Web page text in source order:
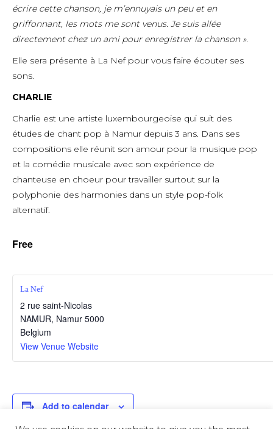
écrire cette chanson, je m’ennuyais un peu et en
griffonnant, les mots me sont venus. Je suis allée
directement chez un ami pour enregistrer la chanson ».
Elle sera présente à La Nef pour vous faire écouter ses
sons.
CHARLIE
Charlie est une artiste luxembourgeoise qui suit des
études de chant pop à Namur depuis 3 ans. Dans ses
compositions elle réunit son amour pour la musique pop
et la comédie musicale avec son expérience de
chanteuse en choeur pour travailler surtout sur la
polyphonie des harmonies dans un style pop-folk
alternatif.
Free
La Nef
2 rue saint-Nicolas
NAMUR, Namur 5000
Belgium
View Venue Website
Add to calendar